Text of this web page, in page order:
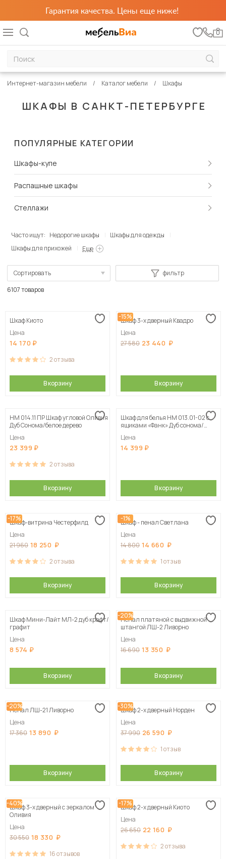
Гарантия качества. Цены еще ниже!
0
ШКАФЫ В САНКТ-ПЕТЕРБУРГЕ
Интернет-магазин мебели Каталог мебели Шкафы
ПОПУЛЯРНЫЕ КАТЕГОРИИ
Шкафы-купе
Распашные шкафы
Стеллажи
Часто ищут: Недорогие шкафы
Шкафы для одежды
Шкафы для прихожей
Еще
Сортировать
фильтр
6107 товаров
Шкаф Киото
Цена
14 170
2отзыва
В корзину
-15%
Шкаф 3-х дверный Квадро
Цена
27 580 23 440
В корзину
НМ 014.11 ПР Шкаф угловой Оливия
Дуб Сонома/белое дерево
Цена
23 399
2отзыва
В корзину
Шкаф для белья НМ 013.01-02 с
ящиками «Фанк» Дуб сонома/
Цена
14 399
В корзину
-17%
Шкаф-витрина Честерфилд
Цена
21 960 18 250
2отзыва
В корзину
-1%
Шкаф - пенал Светлана
Цена
14 800 14 660
1отзыв
В корзину
Шкаф Мини-Лайт МЛ-2 дуб крафт/
графит
Цена
8 574
В корзину
-20%
Пенал платяной с выдвижной
штангой ЛШ-2 Ливорно
Цена
16 690 13 350
В корзину
-20%
Пенал ЛШ-21 Ливорно
Цена
17 360 13 890
В корзину
-30%
Шкаф 2-х дверный Норден
Цена
37 990 26 590
1отзыв
В корзину
-40%
Шкаф 3-х дверный с зеркалом
Оливия
Цена
30 550 18 330
16отзывов
-17%
Шкаф 2-х дверный Киото
Цена
26 650 22 160
2отзыва